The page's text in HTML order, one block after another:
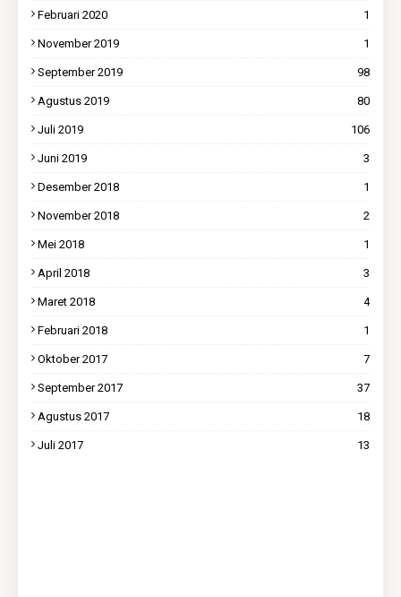
Februari 2020 1
November 2019 1
September 2019 98
Agustus 2019 80
Juli 2019 106
Juni 2019 3
Desember 2018 1
November 2018 2
Mei 2018 1
April 2018 3
Maret 2018 4
Februari 2018 1
Oktober 2017 7
September 2017 37
Agustus 2017 18
Juli 2017 13